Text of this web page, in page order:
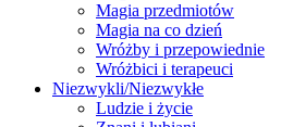
Magia przedmiotów
Magia na co dzień
Wróżby i przepowiednie
Wróżbici i terapeuci
Niezwykli/Niezwykłe
Ludzie i życie